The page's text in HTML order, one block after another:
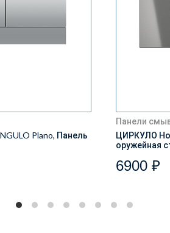
Plano, Панель
Панели
ЦИРКУЛО
оружейная
6900 ₽